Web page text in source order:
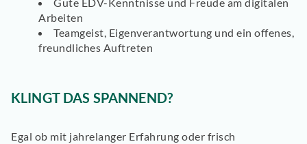
Arbeiten
Teamgeist, Eigenverantwortung und ein offenes,
freundliches Auftreten
KLINGT DAS SPANNEND?
Egal ob mit jahrelanger Erfahrung oder frisch